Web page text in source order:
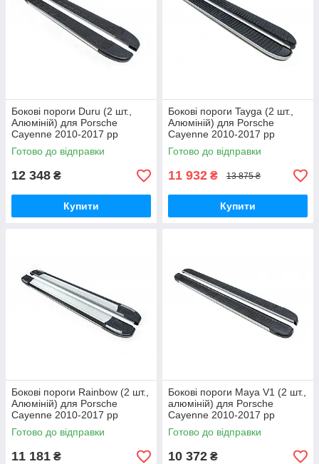
Бокові пороги Duru (2 шт.,
Алюміній) для Porsche
Cayenne 2010-2017 рр
Готово до відправки
12 348 ₴
Купити
Бокові пороги Tayga (2 шт.,
Алюміній) для Porsche
Cayenne 2010-2017 рр
Готово до відправки
11 932 ₴ 13 875 ₴
Купити
Бокові пороги Rainbow (2 шт.,
Алюміній) для Porsche
Cayenne 2010-2017 рр
Готово до відправки
11 181 ₴
Бокові пороги Maya V1 (2 шт.,
алюміній) для Porsche
Cayenne 2010-2017 рр
Готово до відправки
10 372 ₴